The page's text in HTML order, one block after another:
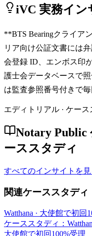
iVC 実務イン
**BTS Bearingクライア
リア向け公証文書には
会登録 ID、エンボス印
護士会データベースで
は監査参照番号付きで毎
エディトリアル · ケース
Notary Public
ーススタディ
すべてのインサイトを
関連ケーススタディ
Watthana · 大使館で初回
ケーススタディ：
大使館で初回100%受理